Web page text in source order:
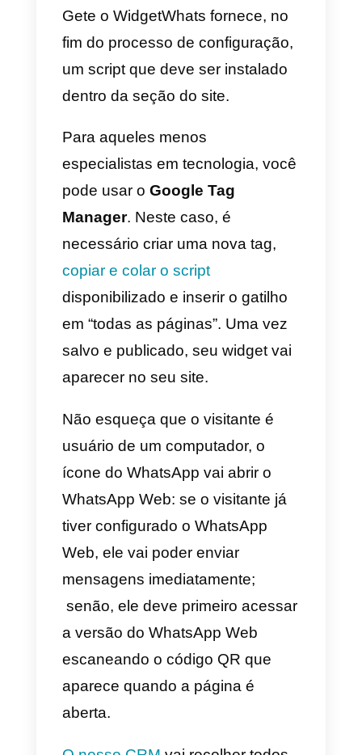
Join.chat (somente
Este é um plugin WordPress
gratuito que permite vincular as
páginas de um site ao perfil
WhatsApp de diferentes agentes
de suporte com um clique. Ele
permite adicionar um botão de
diretamente ao seu site.
Join.chat oferece um serviço de
chatbot ideal para lojas físicas,
entregas, comércio eletrônico,
restaurantes e bares. O software
possui um único painel de
administração para Telegram e
Viber, eliminando o incômodo
extra de trabalho duplo, graças
ao chatbot que você pode